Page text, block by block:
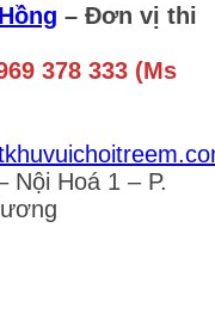
– Đơn vị thi
378 333 (Ms
Nội Hoá 1 – P.